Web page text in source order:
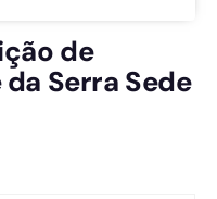
de
Serra Sede